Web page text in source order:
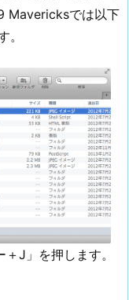
Mavericksでは以下
。
J」を押します。